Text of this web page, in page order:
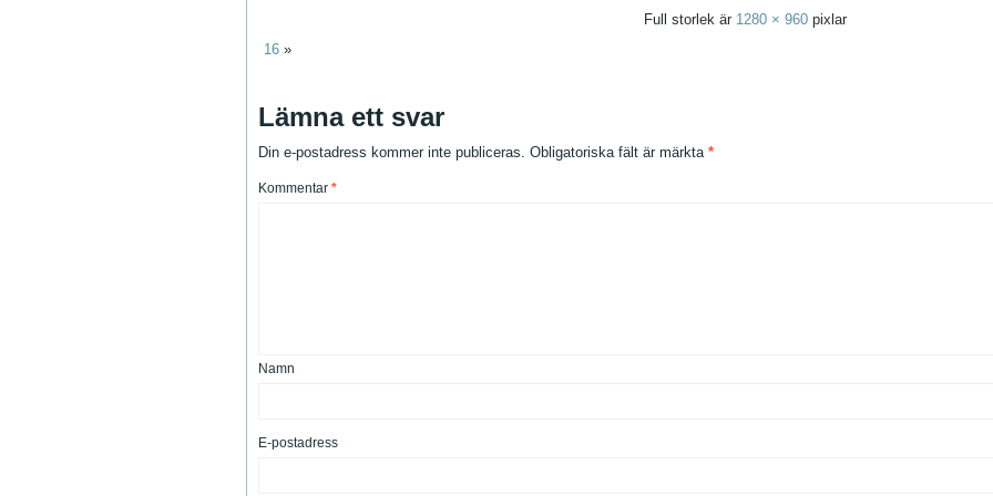
Full storlek är 1280 × 960pixlar
16 »
Lämna ett svar
Din e-postadress kommer inte publiceras. Obligatoriska fält är märkta *
Kommentar *
Namn
E-postadress